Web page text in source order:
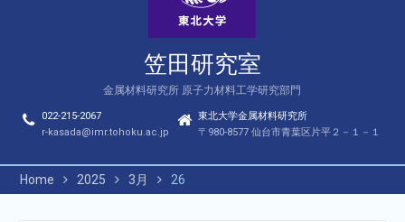
合講演会若手優秀発表賞
笠田研究室
金属材料研究所 原子力材料工学研究部門
022-215-2067
r-kasada@imr.tohoku.ac.jp
東北大学金属材料研究所
〒980-8577 仙台市青葉区片平２－１－１
Home 2025 3月 26